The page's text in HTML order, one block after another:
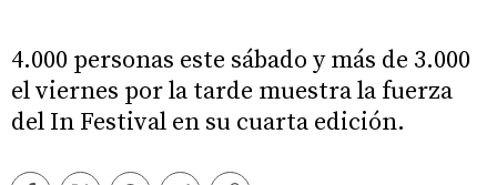
4.000 personas este sábado y más de 3.000
el viernes por la tarde muestra la fuerza
del In Festival en su cuarta edición.